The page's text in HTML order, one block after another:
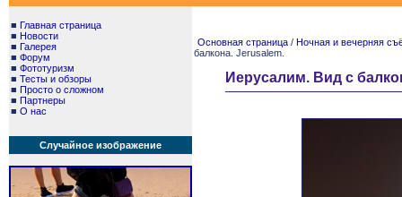
■ Главная страница
■ Новости
■ Галерея
■ Форум
■ Фототуризм
■ Тесты и обзоры
■ Просто о сложном
■ Партнеры
■ О нас
Случайное изображение
Основная страница / Ночная и вечерняя
балкона. Jerusalem.
Иерусалим. Вид с